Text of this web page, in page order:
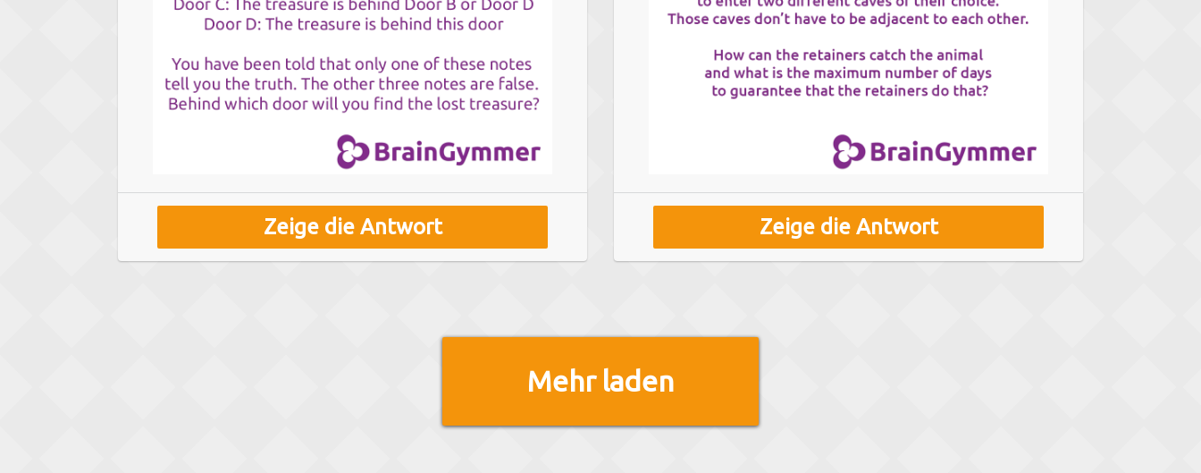
Zeige die Antwort Zeige die Antwort
Mehr laden